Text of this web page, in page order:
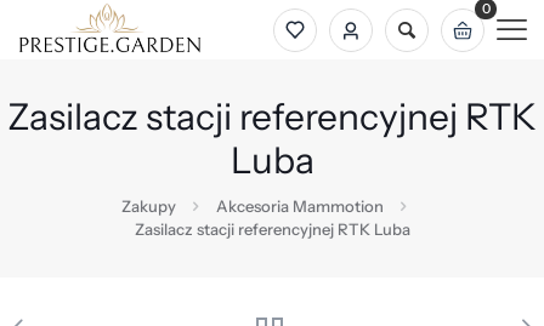
0
Zasilacz stacji referencyjnej RTK
Luba
Zakupy
Akcesoria Mammotion
Zasilacz stacji referencyjnej RTK Luba